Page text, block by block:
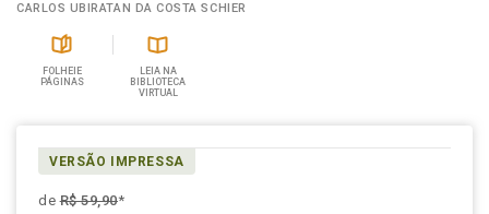
CARLOS UBIRATAN DA COSTA SCHIER
FOLHEIE
PÁGINAS
LEIA NA
BIBLIOTECA
VIRTUAL
VERSÃO IMPRESSA
deR$ 59,90*